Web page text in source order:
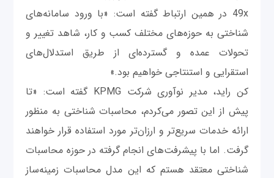
49x در همین ارتباط گفته است: «با ورود سامانه‌های
شناختی به حوزه‌های مختلف کسب و کار، شاهد تغییر و
تحولات عمده و گسترده‌ای از طریق استدلال‌های
استقرایی و استنتاجی خواهیم بود.»
کن راید، مدیر نوآوری شرکت KPMG گفته است: «تا
پیش از این تصور می‌کردم، محاسبات شناختی به منظور
ارائه خدمات سریع‌تر و ارزان‌تر مورد استفاده قرار خواهند
گرفت. اما با پیشرفت‌های انجام گرفته در حوزه محاسبات
شناختی معتقد هستم که این مدل محاسبات زمینه‌ساز